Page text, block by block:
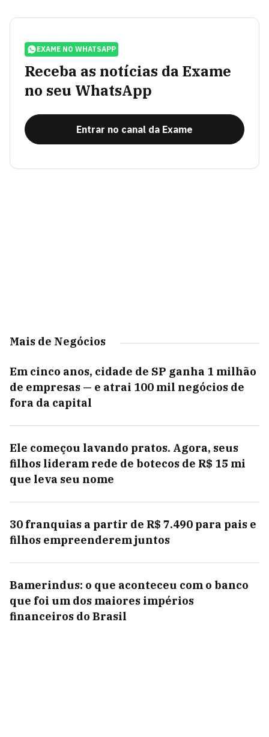
EXAME NO WHATSAPP
Receba as notícias da Exame
no seu WhatsApp
Entrar no canal da Exame
Mais de Negócios
Em cinco anos, cidade de SP ganha 1 milhão
de empresas — e atrai 100 mil negócios de
fora da capital
Ele começou lavando pratos. Agora, seus
filhos lideram rede de botecos de R$ 15 mi
que leva seu nome
30 franquias a partir de R$ 7.490 para pais e
filhos empreenderem juntos
Bamerindus: o que aconteceu com o banco
que foi um dos maiores impérios
financeiros do Brasil